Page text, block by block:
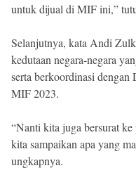
untuk dijual di MIF ini,”
Selanjutnya, kata Andi
kedutaan negara-negara
serta berkoordinasi
MIF 2023.
“Nanti kita juga bersurat
kita sampaikan apa yang
ungkapnya.